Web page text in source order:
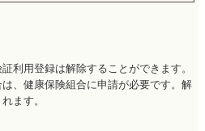
利用登録は解除することができます。
、健康保険組合に申請が必要です。解
ます。